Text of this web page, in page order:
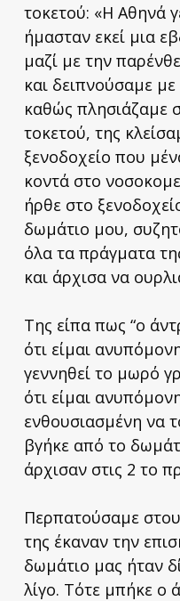
τοκετού: «Η Αθηνά
ήμασταν εκεί μια
μαζί με την
και δειπνούσαμε με
καθώς πλησιάζαμε
τοκετού, της
ξενοδοχείο που
κοντά στο
ήρθε στο
δωμάτιο μου,
όλα τα πράγματα
και άρχισα να
Της είπα πως “ο
ότι είμαι
γεννηθεί το μωρό
ότι είμαι
ενθουσιασμένη να
βγήκε από το
άρχισαν στις 2 το
Περπατούσαμε
της έκαναν την
δωμάτιο μας ήταν
λίγο. Τότε μπήκε ο